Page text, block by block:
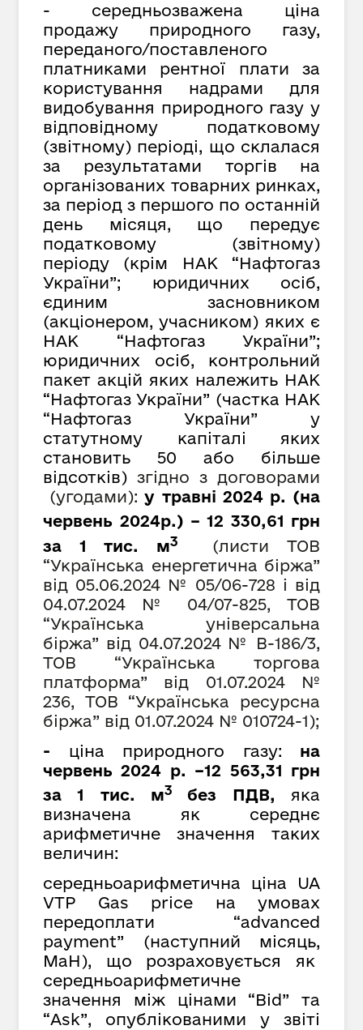
- середньозважена ціна
продажу природного газу,
переданого/поставленого
платниками рентної плати за
користування надрами для
видобування природного газу у
відповідному податковому
(звітному) періоді, що склалася
за результатами торгів на
організованих товарних ринках,
за період з першого по останній
день місяця, що передує
податковому (звітному)
періоду (крім НАК “Нафтогаз
України”; юридичних осіб,
єдиним засновником
(акціонером, учасником) яких є
НАК “Нафтогаз України”;
юридичних осіб, контрольний
пакет акцій яких належить НАК
“Нафтогаз України” (частка НАК
“Нафтогаз України” у
статутному капіталі яких
становить 50 або більше
відсотків) згідно з договорами
(угодами):у травні 2024 р. (на
червень 2024р.) – 12 330,61 грн
за 1 тис. м3
(листи ТОВ
“Українська енергетична біржа”
від 05.06.2024 № 05/06-728 і від
04.07.2024 №
04/07-825, ТОВ
“Українська універсальна
біржа” від 04.07.2024 № В-186/3,
ТОВ “Українська торгова
платформа” від 01.07.2024 №
236, ТОВ “Українська ресурсна
біржа” від 01.07.2024 № 010724-1);
- ціна природного газу: на
червень 2024 р. –12 563,31 грн
за 1 тис. м3 без ПДВ, яка
визначена як середнє
арифметичне значення таких
величин:
середньоарифметична ціна UA
VTP Gas price на умовах
передоплати “advanced
payment” (наступний місяць,
MaH), що розраховується як
cередньоарифметичне
значення між цінами “Bid” та
“Ask”, опублікованими у звіті